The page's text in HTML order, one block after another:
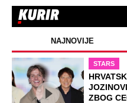
NAJNOVIJE
STARS
ZBOG